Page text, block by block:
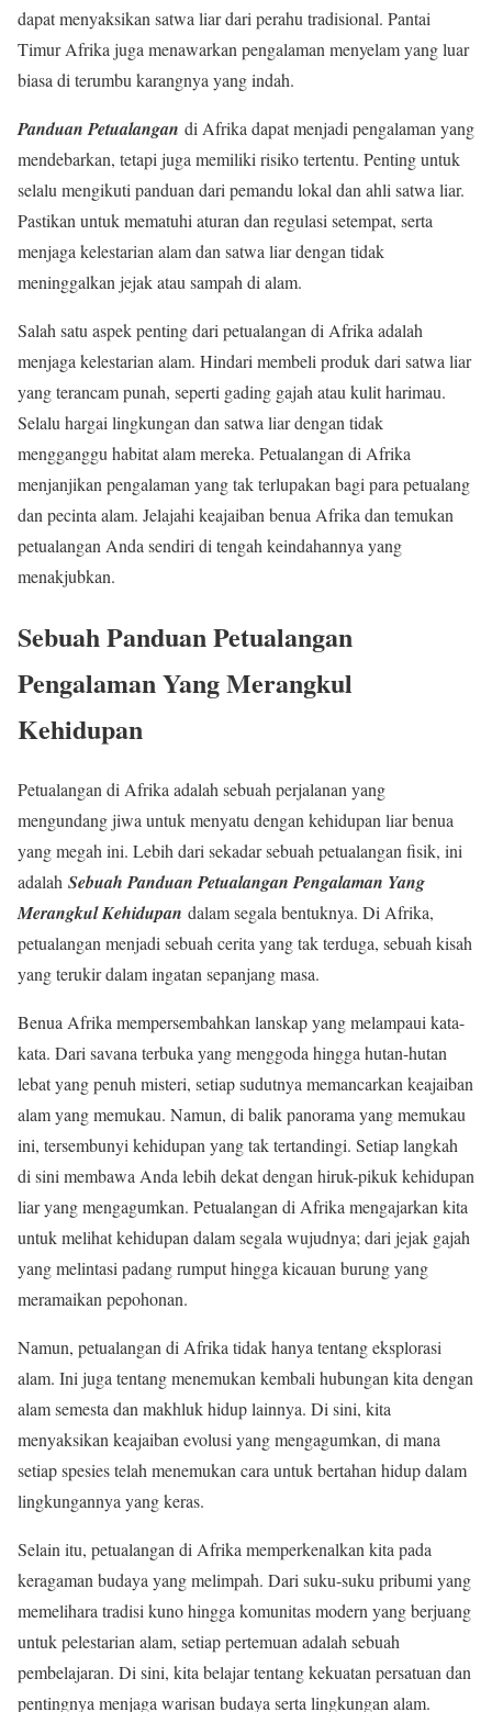
dapat menyaksikan satwa liar dari perahu tradisional. Pantai
Timur Afrika juga menawarkan pengalaman menyelam yang luar
biasa di terumbu karangnya yang indah.
Panduan Petualangan di Afrika dapat menjadi pengalaman yang
mendebarkan, tetapi juga memiliki risiko tertentu. Penting untuk
selalu mengikuti panduan dari pemandu lokal dan ahli satwa liar.
Pastikan untuk mematuhi aturan dan regulasi setempat, serta
menjaga kelestarian alam dan satwa liar dengan tidak
meninggalkan jejak atau sampah di alam.
Salah satu aspek penting dari petualangan di Afrika adalah
menjaga kelestarian alam. Hindari membeli produk dari satwa liar
yang terancam punah, seperti gading gajah atau kulit harimau.
Selalu hargai lingkungan dan satwa liar dengan tidak
mengganggu habitat alam mereka. Petualangan di Afrika
menjanjikan pengalaman yang tak terlupakan bagi para petualang
dan pecinta alam. Jelajahi keajaiban benua Afrika dan temukan
petualangan Anda sendiri di tengah keindahannya yang
menakjubkan.
Sebuah Panduan Petualangan
Pengalaman Yang Merangkul
Kehidupan
Petualangan di Afrika adalah sebuah perjalanan yang
mengundang jiwa untuk menyatu dengan kehidupan liar benua
yang megah ini. Lebih dari sekadar sebuah petualangan fisik, ini
adalah Sebuah Panduan Petualangan Pengalaman Yang
Merangkul Kehidupan dalam segala bentuknya. Di Afrika,
petualangan menjadi sebuah cerita yang tak terduga, sebuah kisah
yang terukir dalam ingatan sepanjang masa.
Benua Afrika mempersembahkan lanskap yang melampaui kata-
kata. Dari savana terbuka yang menggoda hingga hutan-hutan
lebat yang penuh misteri, setiap sudutnya memancarkan keajaiban
alam yang memukau. Namun, di balik panorama yang memukau
ini, tersembunyi kehidupan yang tak tertandingi. Setiap langkah
di sini membawa Anda lebih dekat dengan hiruk-pikuk kehidupan
liar yang mengagumkan. Petualangan di Afrika mengajarkan kita
untuk melihat kehidupan dalam segala wujudnya; dari jejak gajah
yang melintasi padang rumput hingga kicauan burung yang
meramaikan pepohonan.
Namun, petualangan di Afrika tidak hanya tentang eksplorasi
alam. Ini juga tentang menemukan kembali hubungan kita dengan
alam semesta dan makhluk hidup lainnya. Di sini, kita
menyaksikan keajaiban evolusi yang mengagumkan, di mana
setiap spesies telah menemukan cara untuk bertahan hidup dalam
lingkungannya yang keras.
Selain itu, petualangan di Afrika memperkenalkan kita pada
keragaman budaya yang melimpah. Dari suku-suku pribumi yang
memelihara tradisi kuno hingga komunitas modern yang berjuang
untuk pelestarian alam, setiap pertemuan adalah sebuah
pembelajaran. Di sini, kita belajar tentang kekuatan persatuan dan
pentingnya menjaga warisan budaya serta lingkungan alam.